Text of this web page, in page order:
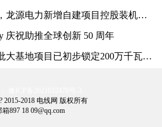
力新增自建项目控股装机容量2409.60MW
庆祝助推全球创新 50 周年
地项目已初步锁定200万千瓦！-实时焦点
2015-2018 电线网 版权所有
箱897 18 09@qq.com